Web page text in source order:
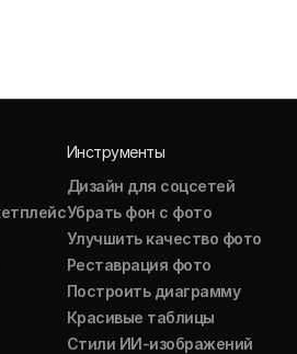
Инструменты
Дизайн для соцсетей
Убрать фон с фото
Улучшить качество фото
Реставрация фото
Построить диаграмму
Красивые таблицы
Стили ИИ-изображений